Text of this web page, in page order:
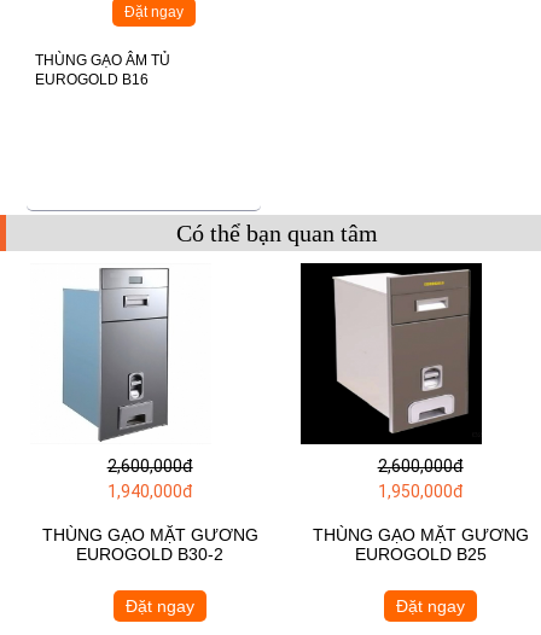
Đặt ngay
THÙNG GẠO ÂM TỦ
EUROGOLD B16
Có thể bạn quan tâm
2,600,000đ
1,940,000đ
THÙNG GẠO MẶT GƯƠNG
EUROGOLD B30-2
Đặt ngay
2,600,000đ
1,950,000đ
THÙNG GẠO MẶT GƯƠNG
EUROGOLD B25
Đặt ngay